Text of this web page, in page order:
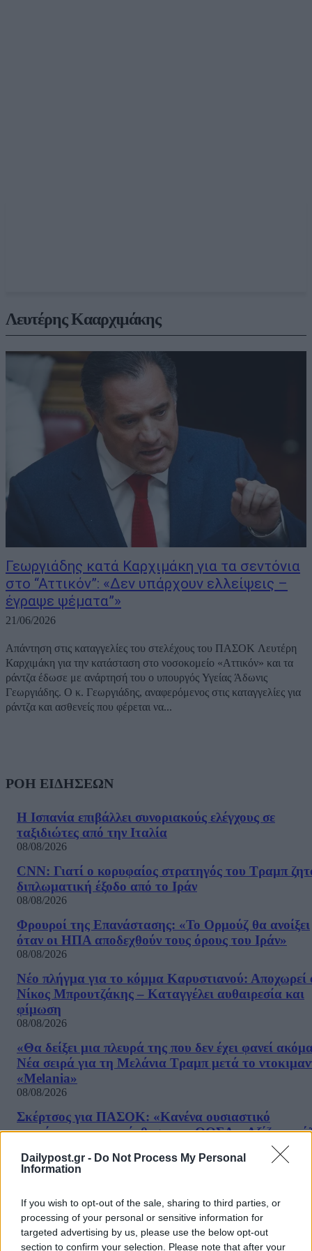
Dailypost.gr - Do Not Process My Personal
Information
If you wish to opt-out of the sale, sharing to third parties, or
processing of your personal or sensitive information for
targeted advertising by us, please use the below opt-out
section to confirm your selection. Please note that after your
Λευτέρης Κααρχιμάκης
Γεωργιάδης κατά Καρχιμάκη για τα σεντόνια
στο “Αττικόν”: «Δεν υπάρχουν ελλείψεις –
έγραψε ψέματα”»
21/06/2026
Απάντηση στις καταγγελίες του στελέχους του ΠΑΣΟΚ Λευτέρη
Καρχιμάκη για την κατάσταση στο νοσοκομείο «Αττικόν» και τα
ράντζα έδωσε με ανάρτησή του ο υπουργός Υγείας Άδωνις
Γεωργιάδης. Ο κ. Γεωργιάδης, αναφερόμενος στις καταγγελίες για
ράντζα και ασθενείς που φέρεται να...
ΡΟΗ ΕΙΔΗΣΕΩΝ
Η Ισπανία επιβάλλει συνοριακούς ελέγχους σε
ταξιδιώτες από την Ιταλία
08/08/2026
CNN: Γιατί ο κορυφαίος στρατηγός του Τραμπ
διπλωματική έξοδο από το Ιράν
08/08/2026
Φρουροί της Επανάστασης: «Το Ορμούζ θα ανοίξει
όταν οι ΗΠΑ αποδεχθούν τους όρους του Ιράν»
08/08/2026
Νέο πλήγμα για το κόμμα Καρυστιανού: Αποχωρεί
Νίκος Μπρουτζάκης – Καταγγέλει αυθαιρεσία και
φίμωση
08/08/2026
«Θα δείξει μια πλευρά της που δεν έχει φανεί
Νέα σειρά για τη Μελάνια Τραμπ μετά το
«Melania»
08/08/2026
Σκέρτσος για ΠΑΣΟΚ: «Κανένα ουσιαστικό
επιχείρημα για την έκθεση του ΟΟΣΑ – Αξίζουμε
08/08/2026
προγράμματος της ΕΛΑΣ – Τι περιλαμβάνει το
08/08/2026
Ξένος ήμην